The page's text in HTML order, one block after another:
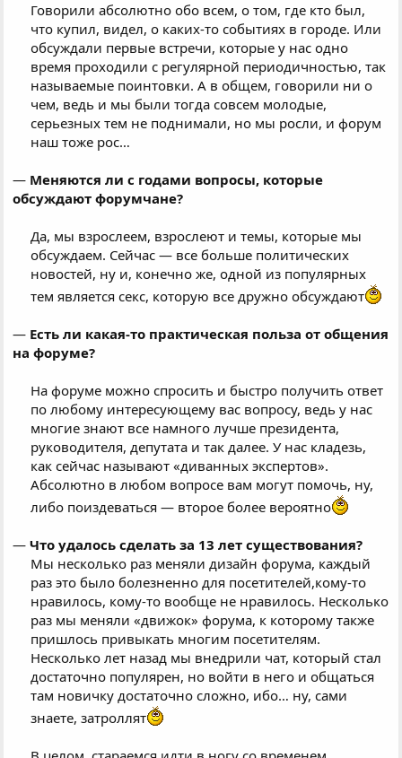
Говорили абсолютно обо всем, о том, где кто был,
что купил, видел, о каких-то событиях в городе. Или
обсуждали первые встречи, которые у нас одно
время проходили с регулярной периодичностью, так
называемые поинтовки. А в общем, говорили ни о
чем, ведь и мы были тогда совсем молодые,
серьезных тем не поднимали, но мы росли, и форум
наш тоже рос…​
— Меняются ли с годами вопросы, которые
обсуждают форумчане?
Да, мы взрослеем, взрослеют и темы, которые мы
обсуждаем. Сейчас — все больше политических
новостей, ну и, конечно же, одной из популярных
тем является секс, которую все дружно обсуждают
— Есть ли какая-то практическая польза от общения
на форуме?
На форуме можно спросить и быстро получить ответ
по любому интересующему вас вопросу, ведь у нас
многие знают все намного лучше президента,
руководителя, депутата и так далее. У нас кладезь,
как сейчас называют «диванных экспертов».
Абсолютно в любом вопросе вам могут помочь, ну,
либо поиздеваться — второе более вероятно
—Что удалось сделать за 13 лет существования?
Мы несколько раз меняли дизайн форума, каждый
раз это было болезненно для посетителей,кому-то
нравилось, кому-то вообще не нравилось. Несколько
раз мы меняли «движок» форума, к которому также
пришлось привыкать многим посетителям.
Несколько лет назад мы внедрили чат, который стал
достаточно популярен, но войти в него и общаться
там новичку достаточно сложно, ибо… ну, сами
знаете, затроллят